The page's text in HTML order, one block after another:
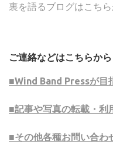
裏を語るブログはこちら
ご連絡などはこちらから
■Wind Band Pressが目
■記事や写真の転載・利
■その他各種お問い合わ